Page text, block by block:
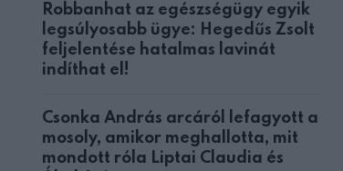
Robbanhat az egészségügy egyik
legsúlyosabb ügye: Hegedűs Zsolt
feljelentése hatalmas lavinát
indíthat el!
Csonka András arcáról lefagyott a
mosoly, amikor meghallotta, mit
mondott róla Liptai Claudia és